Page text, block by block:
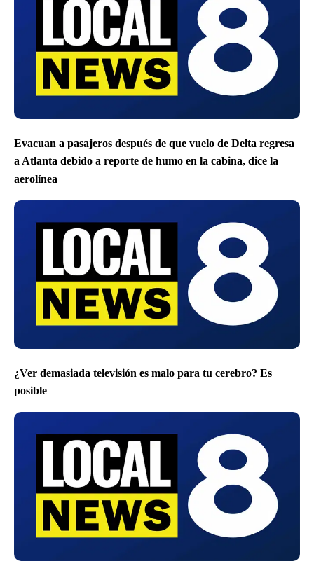
Evacuan a pasajeros después de que vuelo de Delta regresa
a Atlanta debido a reporte de humo en la cabina, dice la
aerolínea
¿Ver demasiada televisión es malo para tu cerebro? Es
posible